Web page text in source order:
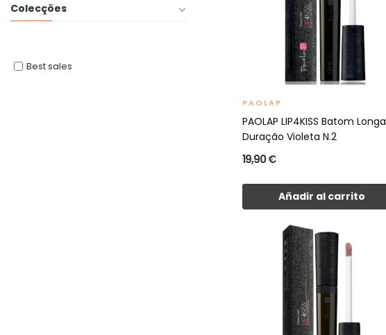
Colecções
Best sales
PAOLAP
PAOLAP LIP4KISS Batom Longa
Duração Violeta N.2
19,90 €
Añadir al carrito